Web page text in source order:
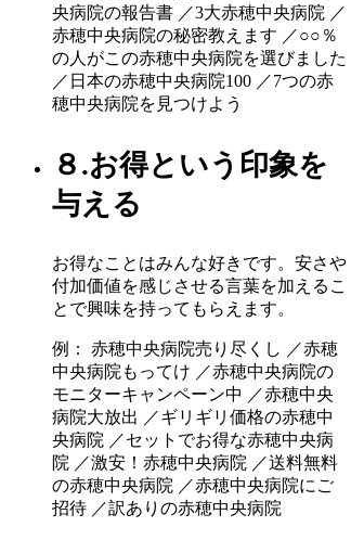
央病院の報告書 ／3大赤穂中央病院 ／
赤穂中央病院の秘密教えます ／○○％
の人がこの赤穂中央病院を選びました
／日本の赤穂中央病院100 ／7つの赤
穂中央病院を見つけよう
８.お得という印象を
与える
お得なことはみんな好きです。安さや
付加価値を感じさせる言葉を加えるこ
とで興味を持ってもらえます。
例： 赤穂中央病院売り尽くし ／赤穂
中央病院もってけ ／赤穂中央病院の
モニターキャンペーン中 ／赤穂中央
病院大放出 ／ギリギリ価格の赤穂中
央病院 ／セットでお得な赤穂中央病
院 ／激安！赤穂中央病院 ／送料無料
の赤穂中央病院 ／赤穂中央病院にご
招待 ／訳ありの赤穂中央病院